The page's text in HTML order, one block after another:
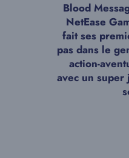
Blood
NetEase
fait ses
pas dans le
action-
avec un super